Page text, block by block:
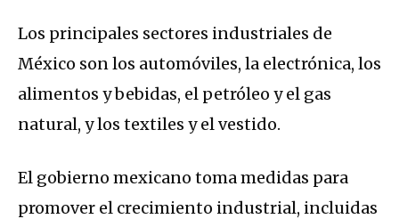
Los principales sectores industriales de
México son los automóviles, la electrónica, los
alimentos y bebidas, el petróleo y el gas
natural, y los textiles y el vestido.
El gobierno mexicano toma medidas para
promover el crecimiento industrial, incluidas